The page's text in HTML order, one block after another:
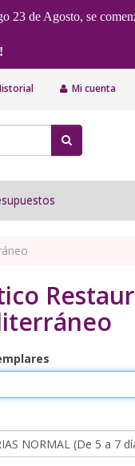
de Agosto, se
Mi cuenta